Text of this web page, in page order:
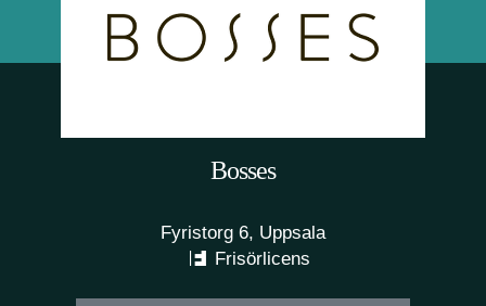
Bosses
Fyristorg 6, Uppsala
Frisörlicens